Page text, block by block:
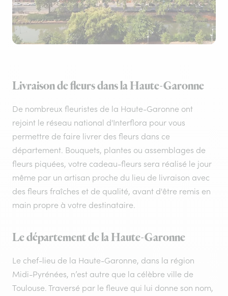
Livraison de fleurs dans la Haute-Garonne
De nombreux fleuristes de la Haute-Garonne ont
rejoint le réseau national d'Interflora pour vous
permettre de faire livrer des fleurs dans ce
département. Bouquets, plantes ou assemblages de
fleurs piquées, votre cadeau-fleurs sera réalisé le jour
même par un artisan proche du lieu de livraison avec
des fleurs fraîches et de qualité, avant d'être remis en
main propre à votre destinataire.
Le département de la Haute-Garonne
Le chef-lieu de la Haute-Garonne, dans la région
Midi-Pyrénées, n’est autre que la célèbre ville de
Toulouse. Traversé par le fleuve qui lui donne son nom,